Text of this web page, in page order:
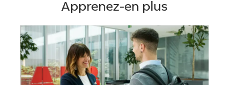
Apprenez-en plus